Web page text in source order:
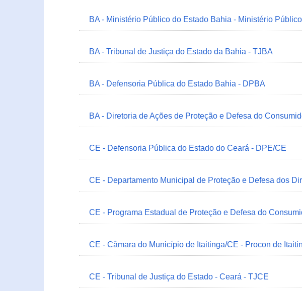
BA - Ministério Público do Estado Bahia - Ministério
BA - Tribunal de Justiça do Estado da Bahia - TJBA
BA - Defensoria Pública do Estado Bahia - DPBA
BA - Diretoria de Ações de Proteção e Defesa do
CE - Defensoria Pública do Estado do Ceará - DPE/CE
CE - Departamento Municipal de Proteção e Defesa dos
CE - Programa Estadual de Proteção e Defesa do
CE - Câmara do Município de Itaitinga/CE - Procon de
CE - Tribunal de Justiça do Estado - Ceará - TJCE